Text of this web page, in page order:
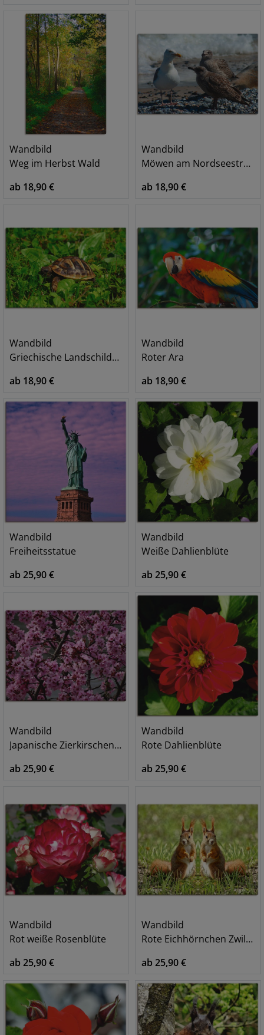
Wandbild
Weg im Herbst Wald
ab 18,90 €
Wandbild
Möwen am Nordseestrand
ab 18,90 €
Wandbild
Griechische Landschildkröten Baby
ab 18,90 €
Wandbild
Roter Ara
ab 18,90 €
Wandbild
Freiheitsstatue
ab 25,90 €
Wandbild
Weiße Dahlienblüte
ab 25,90 €
Wandbild
Japanische Zierkirschen Blüte
ab 25,90 €
Wandbild
Rote Dahlienblüte
ab 25,90 €
Wandbild
Rot weiße Rosenblüte
ab 25,90 €
Wandbild
Rote Eichhörnchen Zwillinge
ab 25,90 €